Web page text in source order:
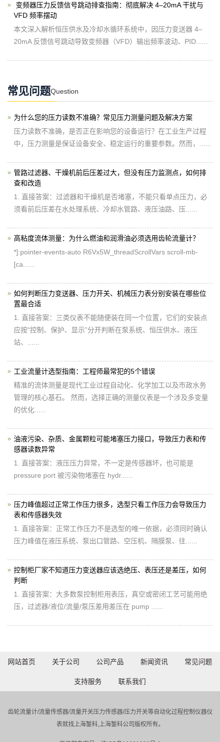
​ 变频器压力反馈信号跳动排查指南：彻底解决 4–20mA 干扰与
VFD 频率摆动
本文深入解析恒压供水及冷却水循环系统中，因压力变送器 4–
20mA 反馈信号跳动导致变频器（VFD）输出频率波动、PID......
常见问题Question
为什么您的压力读数不准确？常见压力测量问题及解决方案
压力读数不准确，是否正在影响您的设备运行？在工业生产过程
中，压力测量是保证设备安全、稳定运行的重要参数。然而，......
管路过滤器、干燥机前后压差过大，但没有压力监测点，如何排
查和改造
1. 直接答案：过滤器和干燥机是否堵塞，不能只看单点压力，必
须看前后压差在水处理系统、冷却水管路、液压油路、压......
高粘度流体测量：为什么燃油和润滑油必须选用齿轮流量计？
*]:pointer-events-auto R6Vx5W_threadScrollVars scroll-mb-
[ca......
如何判断压力变送器、压力开关、机械压力表分别安装在哪些位
置最合适
1. 直接答案：三类仪表不能随便装在同一个位置，它们的安装点
应按“控制、保护、显示”分开判断在泵系统、恒压供水、液压
站、......
工业流量计选型指南：工程师最常犯的5个错误
精准的流体测量是现代工业过程自动化、化学加工以及市政水务
管理的核心基石。 然而，选择正确的测量仪表是一个涉及多变量
的优化......
油液污染、杂质、金属颗粒可能堵塞压力接口，导致压力表和传
感器读数异常
1. 直接答案：液压压力异常，不一定是传感器坏，也可能是
pressure port 被污染物堵塞在 hydr......
压力峰值超过正常工作压力很多，选型只看工作压力会导致压力
表和传感器失效
1. 直接答案：正常工作压力不是选型的唯一依据，必须同时确认
压力峰值在液压系统、泵出口管路、空压机、隔膜泵、往......
控制柜厂家不知道压力变送器应该选绝压、表压还是差压，如何
判断
1. 直接答案：大多数泵控制柜用表压，真空或密闭工艺可能用绝
压，过滤器/液位/流量/泵压差用差压在 pump ......
网站首页 关于公司 公司产品 新闻资讯 常见问题
支持服务 联系我们
齿轮流量计/流量传感器/流量开关压力传感器/压力开关等自动化过程控制仪器仪
表就找上海錾科,上海錾科公司版权所有。